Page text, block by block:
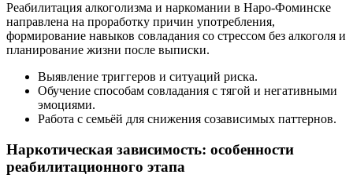
Реабилитация алкоголизма и наркомании в Наро-Фоминске
направлена на проработку причин употребления,
формирование навыков совладания со стрессом без алкоголя и
планирование жизни после выписки.
Выявление триггеров и ситуаций риска.
Обучение способам совладания с тягой и негативными
эмоциями.
Работа с семьёй для снижения созависимых паттернов.
Наркотическая зависимость: особенности
реабилитационного этапа